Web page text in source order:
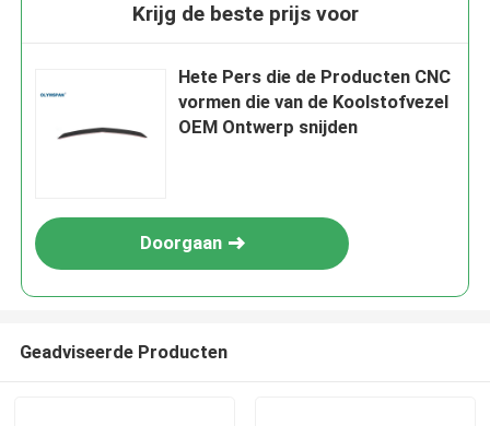
Krijg de beste prijs voor
Hete Pers die de Producten CNC
vormen die van de Koolstofvezel
OEM Ontwerp snijden
Doorgaan
Geadviseerde Producten